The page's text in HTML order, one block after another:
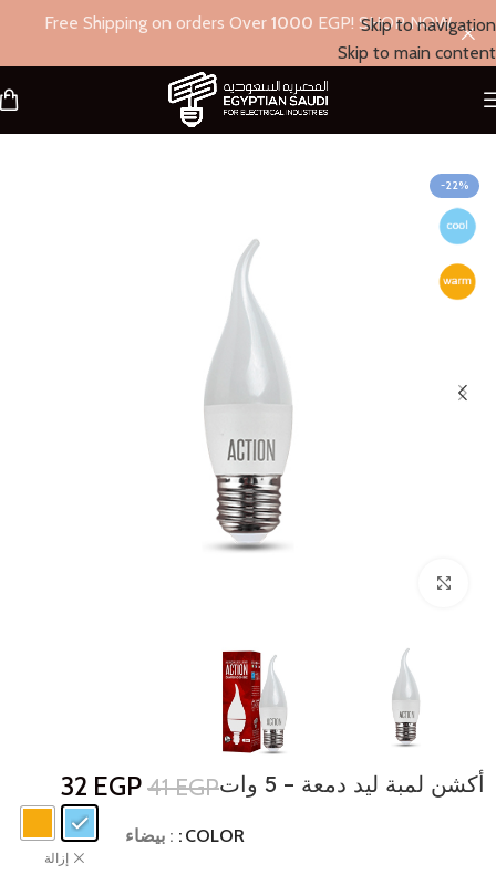
Skip to navigation
Skip to main content
Free Shipping on orders Over 1000 EGP! SHOP NOW
أكشن/لمبة بلحة
-22%
أكشن لمبة ليد دمعة – 5 وات 41EGP
32 EGP
COLOR : بيضاء
إزالة